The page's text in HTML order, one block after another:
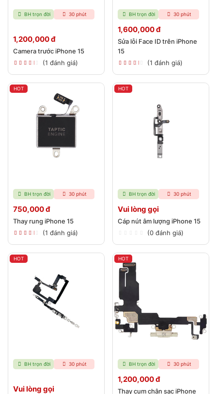
BH trọn đời 30 phút
1,200,000 đ
Camera trước iPhone 15
(1 đánh giá)
BH trọn đời 30 phút
1,600,000 đ
Sửa lỗi Face ID trên iPhone
15
(1 đánh giá)
HOT
BH trọn đời 30 phút
750,000 đ
Thay rung iPhone 15
(1 đánh giá)
HOT
BH trọn đời 30 phút
Vui lòng gọi
Cáp nút âm lượng iPhone 15
(0 đánh giá)
HOT
BH trọn đời 30 phút
Vui lòng gọi
HOT
BH trọn đời 30 phút
1,200,000 đ
Thay cụm chân sạc iPhone